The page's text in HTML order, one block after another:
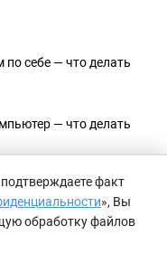
себе — что делать
— что делать
0
в Windows 11
факт
», Вы
обработку файлов